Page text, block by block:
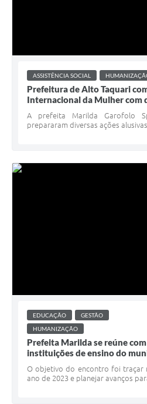
ASSISTÊNCIA SOCIAL
Prefeitura de Alto Taquari
Internacional da Mulher com
A prefeita Marilda Garofolo
prepararam diversas ações
EDUCAÇÃO
GESTÃO
HUMANIZAÇÃO
Prefeita Marilda se reúne
instituições de ensino do
O objetivo do encontro foi traçar
ano de 2023 e planejar avanços